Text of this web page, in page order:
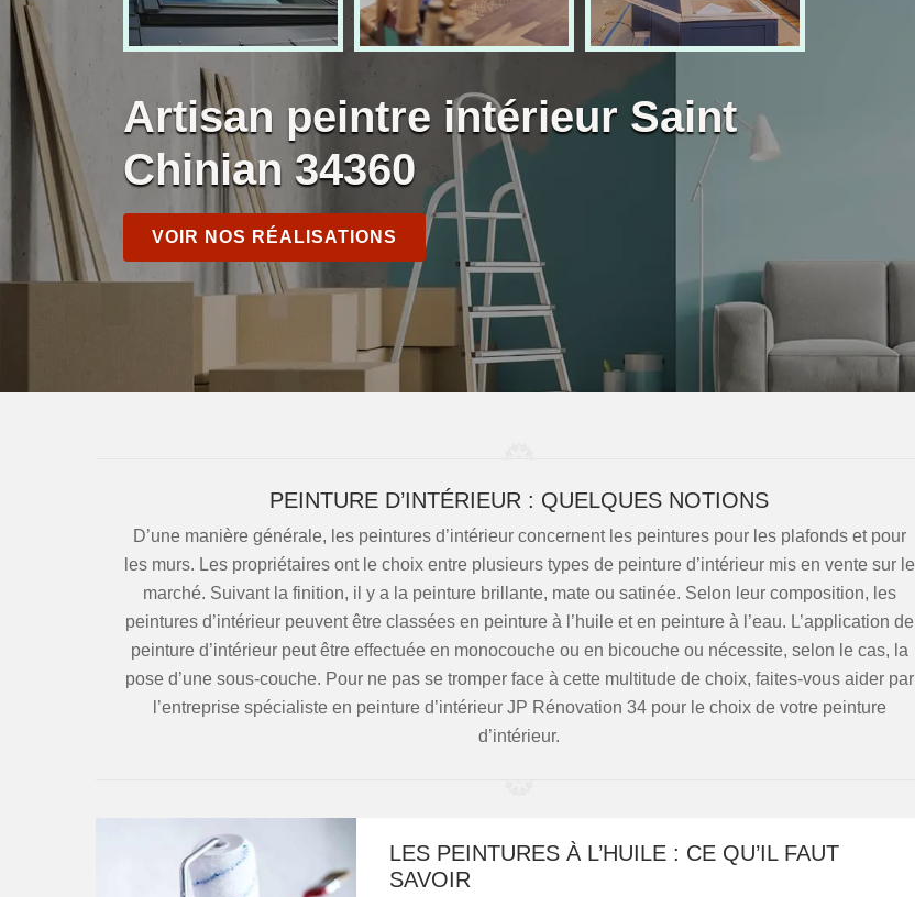
Artisan peintre intérieur Saint
Chinian 34360
VOIR NOS RÉALISATIONS
PEINTURE D’INTÉRIEUR : QUELQUES NOTIONS
D’une manière générale, les peintures d’intérieur concernent les peintures pour les plafonds et pour
les murs. Les propriétaires ont le choix entre plusieurs types de peinture d’intérieur mis en vente sur le
marché. Suivant la finition, il y a la peinture brillante, mate ou satinée. Selon leur composition, les
peintures d’intérieur peuvent être classées en peinture à l’huile et en peinture à l’eau. L’application de
peinture d’intérieur peut être effectuée en monocouche ou en bicouche ou nécessite, selon le cas, la
pose d’une sous-couche. Pour ne pas se tromper face à cette multitude de choix, faites-vous aider par
l’entreprise spécialiste en peinture d’intérieur JP Rénovation 34 pour le choix de votre peinture
d’intérieur.
LES PEINTURES À L’HUILE : CE QU’IL FAUT
SAVOIR